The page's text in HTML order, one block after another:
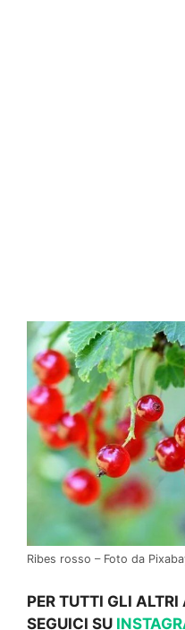
Ribes rosso – Foto da
PER TUTTI GLI
SEGUICI SU